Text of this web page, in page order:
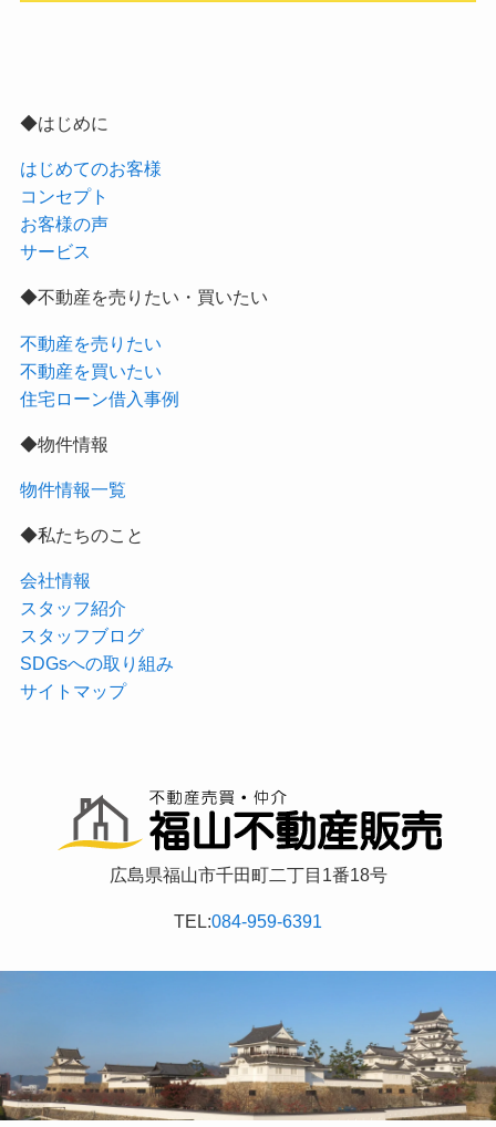
◆はじめに
はじめてのお客様
コンセプト
お客様の声
サービス
◆不動産を売りたい・買いたい
不動産を売りたい
不動産を買いたい
住宅ローン借入事例
◆物件情報
物件情報一覧
◆私たちのこと
会社情報
スタッフ紹介
スタッフブログ
SDGsへの取り組み
サイトマップ
広島県福山市千田町二丁目1番18号
TEL:084-959-6391